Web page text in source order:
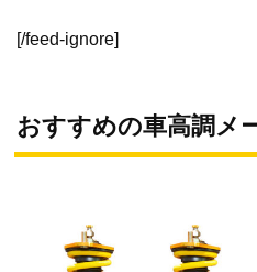
[/feed-ignore]
おすすめの車高調メ